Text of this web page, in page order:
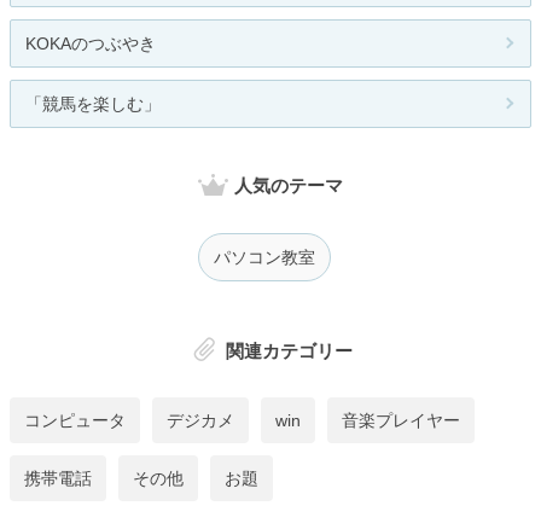
KOKAのつぶやき
「競馬を楽しむ」
人気のテーマ
パソコン教室
関連カテゴリー
コンピュータ デジカメ win 音楽プレイヤー
携帯電話 その他 お題